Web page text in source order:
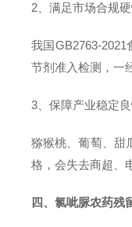
2、满足市场合规
我国GB2763-
节剂准入检测，一
3、保障产业稳定
猕猴桃、葡萄、甜
格，会失去商超、
四、氯呲脲农药残